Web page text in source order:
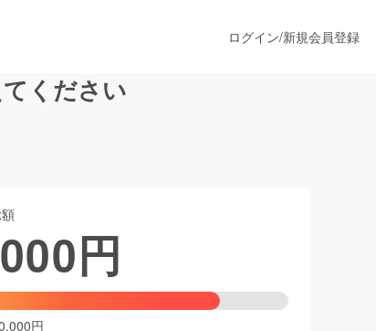
ファッション
ログイン/新規会員登録
ください
円
円